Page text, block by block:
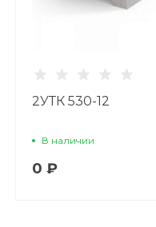
2УТК 530-12
В наличии
0 ₽